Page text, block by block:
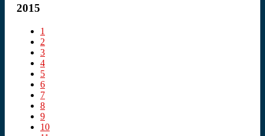
2015
1
2
3
4
5
6
7
8
9
10